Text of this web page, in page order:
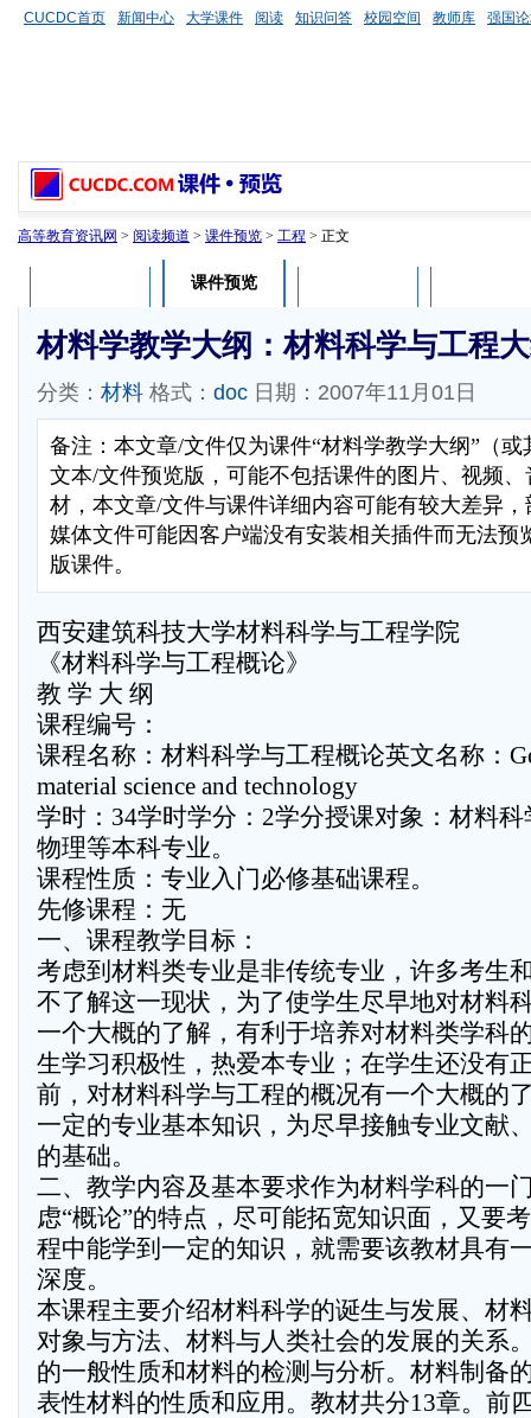
CUCDC首页 新闻中心 大学课件 阅读 知识问答 校园空间 教师库 强国
高等教育资讯网 > 阅读频道 > 课件预览 > 工程 > 正文
课件预览
材料学教学大纲：材料科学与工程
分类： 材料 格式： doc 日期：2007年11月01日
备注：本文章/文件仅为课件“材料学教学大纲”（
文本/文件预览版，可能不包括课件的图片、视频
材，本文章/文件与课件详细内容可能有较大差异
媒体文件可能因客户端没有安装相关插件而无法预
版课件。
西安建筑科技大学材料科学与工程学院
《材料科学与工程概论》
教 学 大 纲
课程编号：
课程名称：材料科学与工程概论英文名称：
material science and technology
学时：34学时学分：2学分授课对象：材料
物理等本科专业。
课程性质：专业入门必修基础课程。
先修课程：无
一、课程教学目标：
考虑到材料类专业是非传统专业，许多考生
不了解这一现状，为了使学生尽早地对材料
一个大概的了解，有利于培养对材料类学科
生学习积极性，热爱本专业；在学生还没有
前，对材料科学与工程的概况有一个大概的
一定的专业基本知识，为尽早接触专业文献
的基础。
二、教学内容及基本要求作为材料学科的一
虑“概论”的特点，尽可能拓宽知识面，又要
程中能学到一定的知识，就需要该教材具有
深度。
本课程主要介绍材料科学的诞生与发展、材
对象与方法、材料与人类社会的发展的关系
的一般性质和材料的检测与分析。材料制备
表性材料的性质和应用。教材共分13章。前